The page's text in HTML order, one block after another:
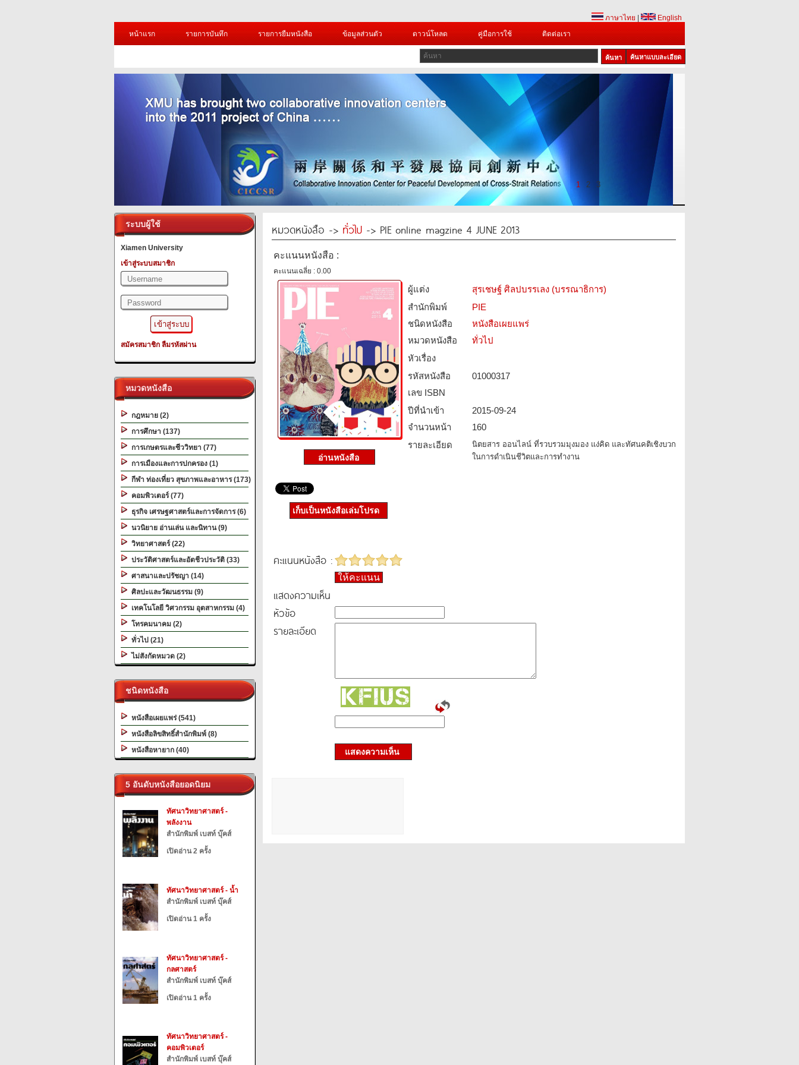
ภาษาไทย
English
หน้าแรก
รายการบันทึก รายการยืมหนังสือ ข้อมูลส่วนตัว ดาวน์โหลด คู่มือการใช้ ติดต่อเรา
ค้นหาแบบละเอียด
1 2 3
ระบบผู้ใช้
Xiamen University
เข้าสู่ระบบสมาชิก
สมัครสมาชิก ลืมรหัสผ่าน
หมวดหนังสือ
กฎหมาย (2)
การศึกษา (137)
การเกษตรและชีววิทยา (77)
การเมืองและการปกครอง (1)
กีฬา ท่องเที่ยว สุขภาพและอาหาร (173)
คอมพิวเตอร์ (77)
ธุรกิจ เศรษฐศาสตร์และการจัดการ (6)
นวนิยาย อ่านเล่น และนิทาน (9)
วิทยาศาสตร์ (22)
ประวัติศาสตร์และอัตชีวประวัติ (33)
ศาสนาและปรัชญา (14)
ศิลปะและวัฒนธรรม (9)
เทคโนโลยี วิศวกรรม อุตสาหกรรม (4)
โทรคมนาคม (2)
ทั่วไป (21)
ไม่สังกัดหมวด (2)
ชนิดหนังสือ
หนังสือเผยแพร่ (541)
หนังสือลิขสิทธิ์สำนักพิมพ์ (8)
หนังสือหายาก (40)
5 อันดับหนังสือยอดนิยม
ทัศนาวิทยาศาสตร์ -
พลังงาน
สำนักพิมพ์ เบสท์ บุ๊คส์
เปิดอ่าน 2 ครั้ง
ทัศนาวิทยาศาสตร์ - น้ำ
สำนักพิมพ์ เบสท์ บุ๊คส์
เปิดอ่าน 1 ครั้ง
ทัศนาวิทยาศาสตร์ -
กลศาสตร์
สำนักพิมพ์ เบสท์ บุ๊คส์
เปิดอ่าน 1 ครั้ง
ทัศนาวิทยาศาสตร์ -
คอมพิวเตอร์
สำนักพิมพ์ เบสท์ บุ๊คส์
หมวดหนังสือ -> ทั่วไป -> PIE online magzine 4 JUNE 2013
คะแนนหนังสือ :
คะแนนเฉลี่ย : 0.00
ผู้แต่ง
สุรเชษฐ์ ศิลปบรรเลง (บรรณาธิการ)
สำนักพิมพ์
PIE
ชนิดหนังสือ­
หนังสือเผยแพร่
หมวดหนังสือ­
ทั่วไป
หัวเรื่อง
รหัสหนังสือ­
01000317
เลข ISBN
ปีที่นำเข้า
2015-09-24
จำนวนหน้า
160
รายละเอียด
นิตยสาร ออนไลน์ ที่รวบรวมมุงมอง แง่คิด และทัศนคติเชิงบวก
ในการดำเนินชีวิตและการทำงาน
เก็บเป็นหนังสือเล่มโปรด
คะแนนหนังสือ :
ให้คะแนน
แสดงความเห็น
หัวข้อ
รายละเอียด
แสดงความเห็น